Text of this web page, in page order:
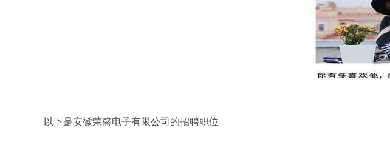
以下是安徽荣盛电子有限公司的招聘职位